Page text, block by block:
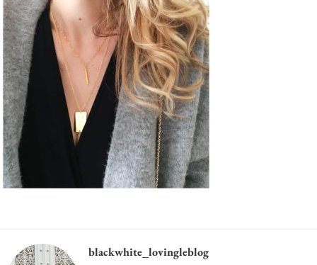
blackwhite_lovingleblog